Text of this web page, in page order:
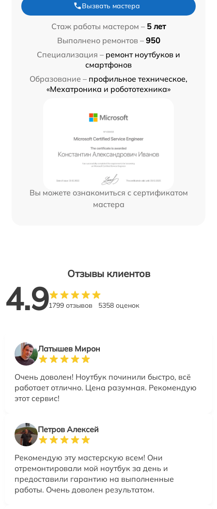
Вызвать мастера
Стаж работы мастером – 5 лет
Выполнено ремонтов – 950
Специализация – ремонт ноутбуков и
смартфонов
Образование – профильное техническое,
«Мехатроника и робототехника»
Вы можете ознакомиться с сертификатом
мастера
Отзывы клиентов
4.91799 отзывов 5358 оценок
Латышев Мирон
Очень доволен! Ноутбук починили быстро, всё
работает отлично. Цена разумная. Рекомендую
этот сервис!
Петров Алексей
Рекомендую эту мастерскую всем! Они
отремонтировали мой ноутбук за день и
предоставили гарантию на выполненные
работы. Очень доволен результатом.